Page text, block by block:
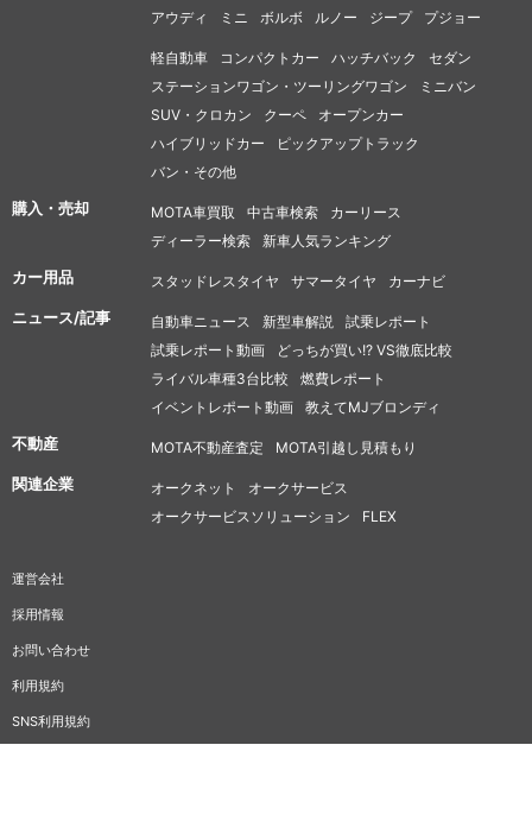
アウディ
ミニ ボルボ ルノー ジープ プジョー
軽自動車 コンパクトカー ハッチバック
セダン
ステーションワゴン・ツーリングワゴン
ミニバン
SUV・クロカン
クーペ
オープンカー
ハイブリッドカー
ピックアップトラック
バン・その他
購入・売却 MOTA車買取 中古車検索
カーリース
ディーラー検索
新車人気ランキング
カー用品 スタッドレスタイヤ サマータイヤ カーナビ
ニュース/記事 自動車ニュース 新型車解説
試乗レポート
試乗レポート動画
どっちが買い!? VS徹底比較
ライバル車種3台比較
燃費レポート
イベントレポート動画
教えてMJブロンディ
不動産 MOTA不動産査定 MOTA引越し見積もり
関連企業 オークネット
オークサービス
オークサービスソリューション
FLEX
運営会社
採用情報
お問い合わせ
利用規約
SNS利用規約